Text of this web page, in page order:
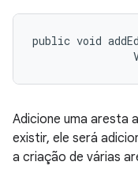
public void
Adicione uma aresta
existir, ele será
a criação de várias